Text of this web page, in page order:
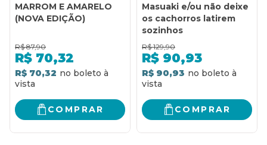
MARROM E AMARELO
(NOVA EDIÇÃO)
R$ 87,90
R$ 70,32
R$ 70,32
COMPRAR
Masuaki e/ou não deixe
os cachorros latirem
sozinhos
R$ 129,90
R$ 90,93
R$ 90,93
COMPRAR